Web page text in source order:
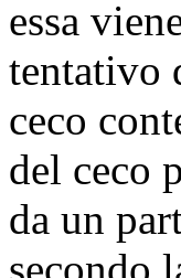
essa
tentativo
ceco
del ceco
da un
secondo